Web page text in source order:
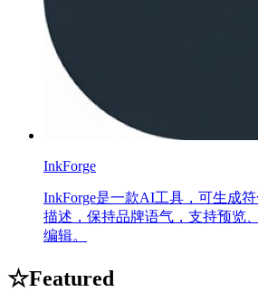
InkForge
InkForge是一款AI工具，可生成
描述，保持品牌语气，支持预览
编辑。
☆Featured